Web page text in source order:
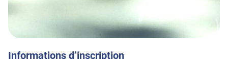
Informations d’inscription